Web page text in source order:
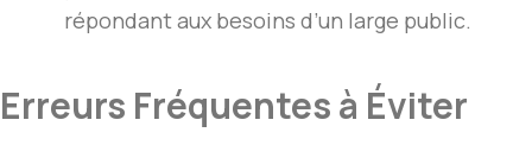
répondant aux besoins d’un large public.
Erreurs Fréquentes à Éviter